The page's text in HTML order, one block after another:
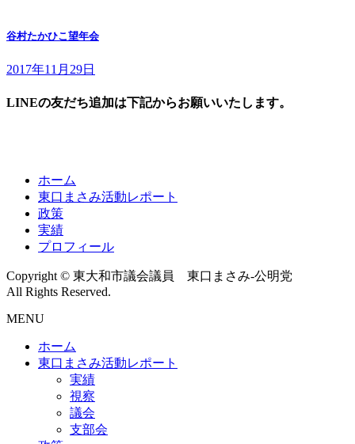
谷村たかひこ望年会
2017年11月29日
LINEの友だち追加は下記からお願いいたします。
ホーム
東口まさみ活動レポート
政策
実績
プロフィール
Copyright © 東大和市議会議員 東口まさみ-公明党
All Rights Reserved.
MENU
ホーム
東口まさみ活動レポート
実績
視察
議会
支部会